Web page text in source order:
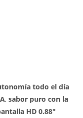
todo el día
, sabor puro con la
HD 0.88"